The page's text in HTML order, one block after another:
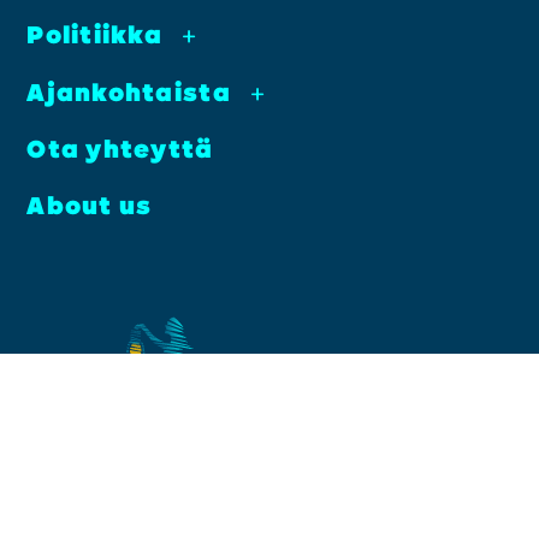
Poli­tiik­ka
+
Ajan­koh­tais­ta +
Ota yhteyt­tä
About us